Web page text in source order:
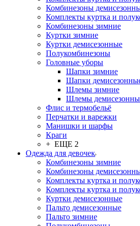
Комбинезоны
Комплекты куртка и
Комбинезоны зимние
Куртки зимние
Куртки демисезонные
Полукомбинезоны
Головные уборы
Шапки зимние
Шапки
Шлемы зимние
Шлемы
Флис и термобельё
Перчатки и варежки
Манишки и шарфы
Краги
+ ЕЩЕ 2
Одежда для девочек
Комбинезоны зимние
Комбинезоны
Комплекты куртка и
Комплекты куртка и
Куртки демисезонные
Пальто демисезонные
Пальто зимние